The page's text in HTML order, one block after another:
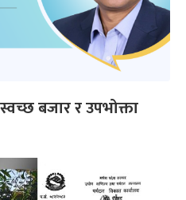
बजार र उपभोक्ता